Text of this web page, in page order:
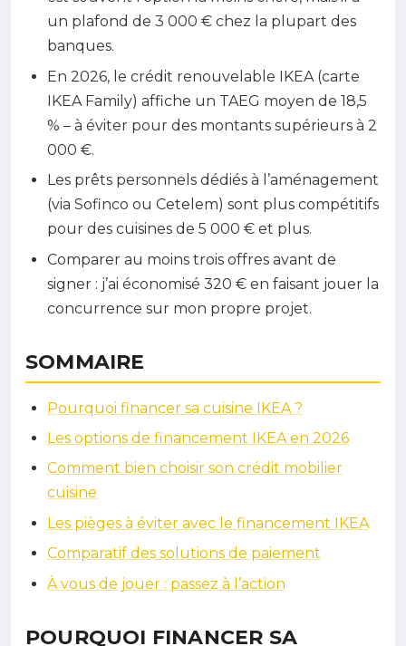
un plafond de 3 000 € chez la plupart des
banques.
En 2026, le crédit renouvelable IKEA (carte
IKEA Family) affiche un TAEG moyen de 18,5
% – à éviter pour des montants supérieurs à 2
000 €.
Les prêts personnels dédiés à l’aménagement
(via Sofinco ou Cetelem) sont plus compétitifs
pour des cuisines de 5 000 € et plus.
Comparer au moins trois offres avant de
signer : j’ai économisé 320 € en faisant jouer la
concurrence sur mon propre projet.
SOMMAIRE
Pourquoi financer sa cuisine IKEA ?
Les options de financement IKEA en 2026
Comment bien choisir son crédit mobilier
cuisine
Les pièges à éviter avec le financement IKEA
Comparatif des solutions de paiement
À vous de jouer : passez à l’action
POURQUOI FINANCER SA